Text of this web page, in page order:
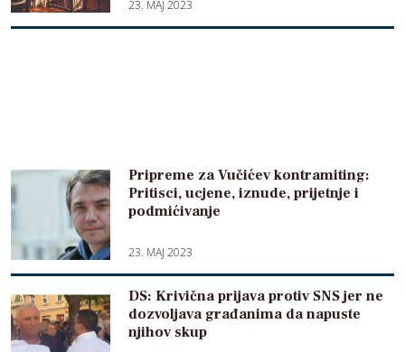
23. MAJ 2023
Pripreme za Vučićev kontramiting:
Pritisci, ucjene, iznude, prijetnje i
podmićivanje
23. MAJ 2023
DS: Krivična prijava protiv SNS jer ne
dozvoljava građanima da napuste
njihov skup